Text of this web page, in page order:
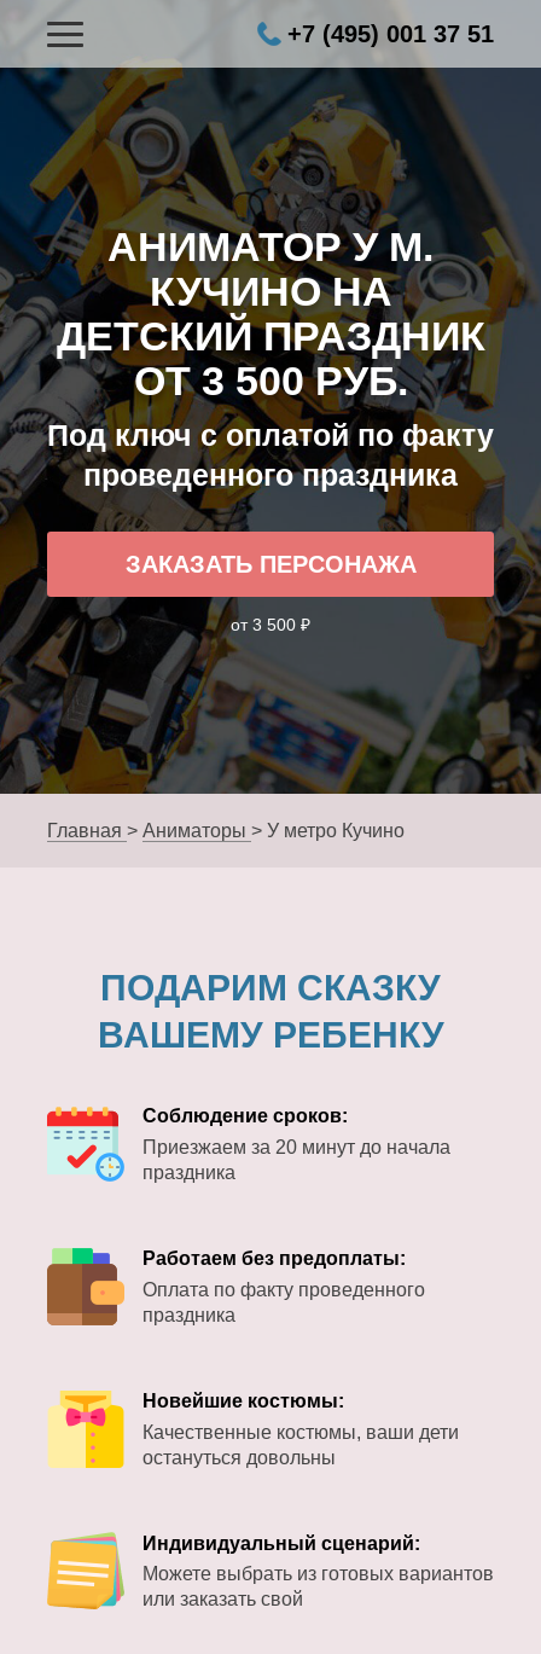
+7 (495) 001 37 51
АНИМАТОР У М.
КУЧИНО НА
ДЕТСКИЙ ПРАЗДНИК
ОТ 3 500 РУБ.
Под ключ с оплатой по факту
проведенного праздника
ЗАКАЗАТЬ ПЕРСОНАЖА
от 3 500 ₽
Главная > Аниматоры > У метро Кучино
ПОДАРИМ СКАЗКУ
ВАШЕМУ РЕБЕНКУ
Соблюдение сроков:
Приезжаем за 20 минут до начала
праздника
Работаем без предоплаты:
Оплата по факту проведенного
праздника
Новейшие костюмы:
Качественные костюмы, ваши дети
остануться довольны
Индивидуальный сценарий:
Можете выбрать из готовых вариантов
или заказать свой